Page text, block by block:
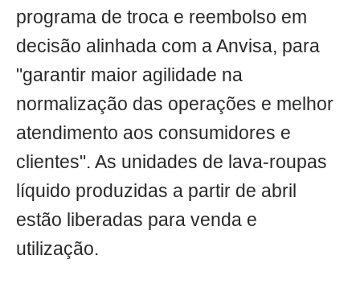
programa de troca e reembolso em
decisão alinhada com a Anvisa, para
"garantir maior agilidade na
normalização das operações e melhor
atendimento aos consumidores e
clientes". As unidades de lava-roupas
líquido produzidas a partir de abril
estão liberadas para venda e
utilização.